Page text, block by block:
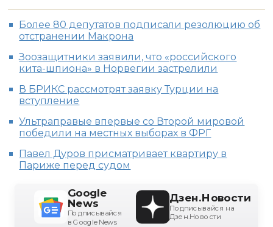
Более 80 депутатов подписали резолюцию об
отстранении Макрона
Зоозащитники заявили, что «российского
кита-шпиона» в Норвегии застрелили
В БРИКС рассмотрят заявку Турции на
вступление
Ультраправые впервые со Второй мировой
победили на местных выборах в ФРГ
Павел Дуров присматривает квартиру в
Париже перед судом
Google
News
Подписывайся
в Google News
Дзен.Новости
Подписывайся на
Дзен.Новости